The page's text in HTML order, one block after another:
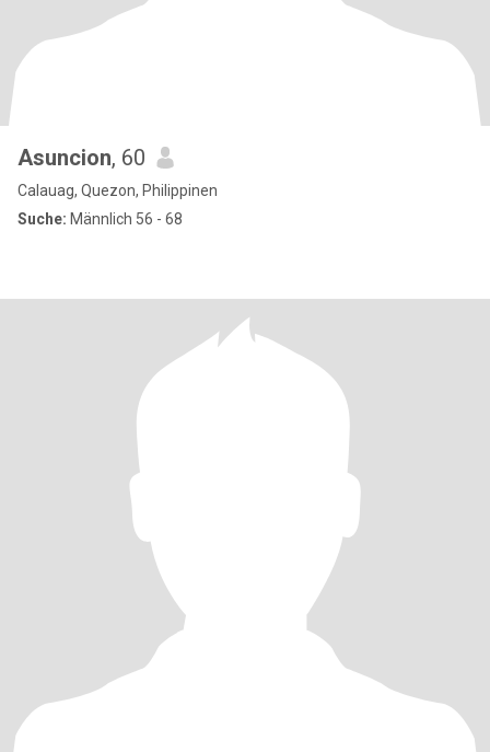
Asuncion, 60
Calauag, Quezon, Philippinen
Suche: Männlich 56 - 68